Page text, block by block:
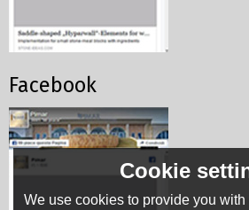
Facebook
Cookie
We use cookies to provide you